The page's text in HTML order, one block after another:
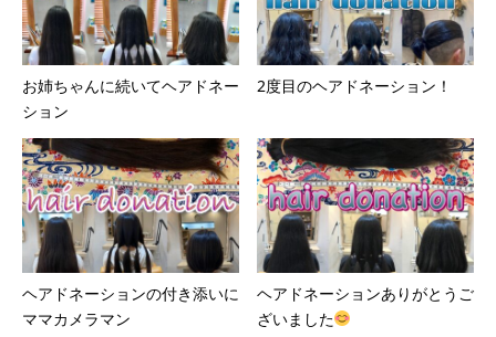
お姉ちゃんに続いてヘアドネー
ション
2度目のヘアドネーション！
ヘアドネーションの付き添いに
ママカメラマン
ヘアドネーションありがとうご
ざいました